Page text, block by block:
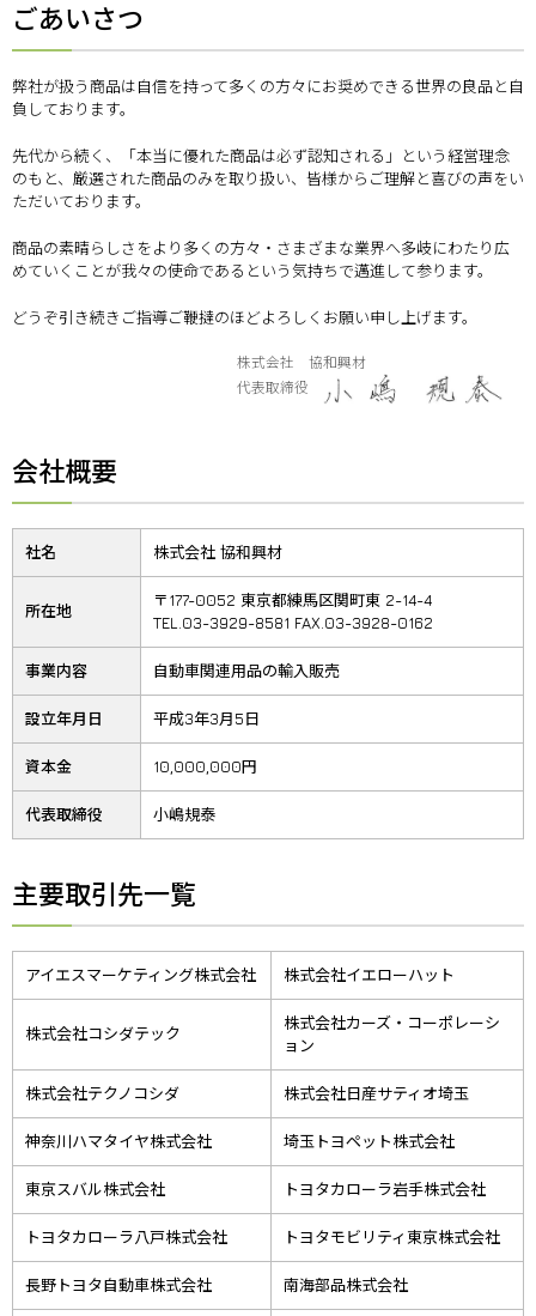
ごあいさつ
弊社が扱う商品は自信を持って多くの方々にお奨めできる世界の良品と自
負しております。
先代から続く、「本当に優れた商品は必ず認知される」という経営理念
のもと、厳選された商品のみを取り扱い、皆様からご理解と喜びの声をい
ただいております。
商品の素晴らしさをより多くの方々・さまざまな業界へ多岐にわたり広
めていくことが我々の使命であるという気持ちで邁進して参ります。
どうぞ引き続きご指導ご鞭撻のほどよろしくお願い申し上げます。
株式会社 協和興材
代表取締役
会社概要
社名 株式会社 協和興材
所在地
〒177-0052 東京都練馬区関町東 2-14-4
TEL.03-3929-8581 FAX.03-3928-0162
事業内容 自動車関連用品の輸入販売
設立年月日 平成3年3月5日
資本金 10,000,000円
代表取締役 小嶋規泰
主要取引先一覧
アイエスマーケティング株式会社 株式会社イエローハット
株式会社コシダテック
株式会社カーズ・コーポレーシ
ョン
株式会社テクノコシダ 株式会社日産サティオ埼玉
神奈川ハマタイヤ株式会社 埼玉トヨペット株式会社
東京スバル株式会社 トヨタカローラ岩手株式会社
トヨタカローラ八戸株式会社 トヨタモビリティ東京株式会社
長野トヨタ自動車株式会社 南海部品株式会社